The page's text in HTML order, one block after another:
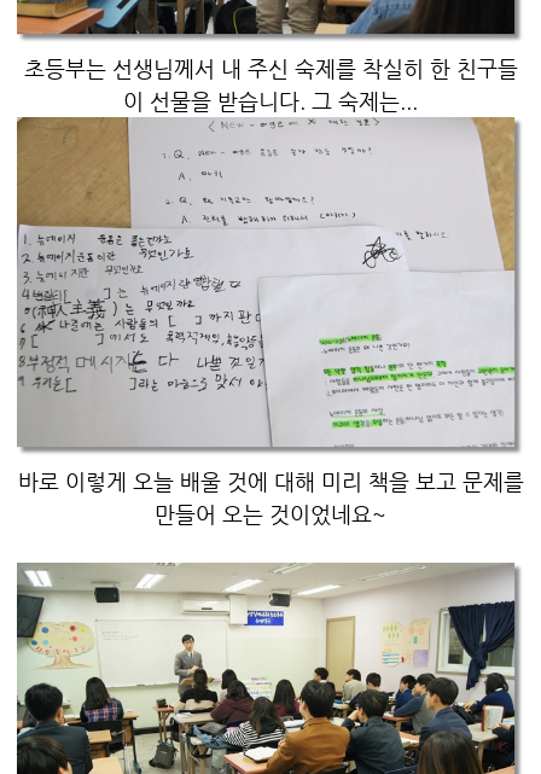
초등부는 선생님께서 내 주신 숙제를 착실히 한 친구들
이 선물을 받습니다. 그 숙제는...
바로 이렇게 오늘 배울 것에 대해 미리 책을 보고 문제를
만들어 오는 것이었네요~